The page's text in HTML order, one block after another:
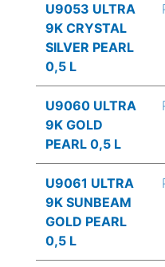
U9053 ULTRA
9K CRYSTAL
SILVER PEARL
0,5 L
U9060 ULTRA
9K GOLD
PEARL 0,5 L
U9061 ULTRA
9K SUNBEAM
GOLD PEARL
0,5 L